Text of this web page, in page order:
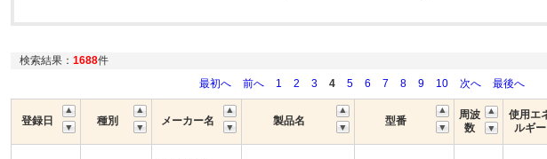
検索結果： 1688件
最初へ
前へ 1 2 3 4 5 6 7 8 9 10 次へ 最後へ
登録日 種別 メーカー名 製品名 型番
周波
数
使用エ
ルギー